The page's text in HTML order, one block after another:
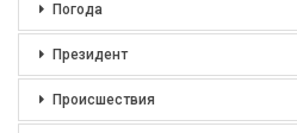
Погода
Президент
Происшествия